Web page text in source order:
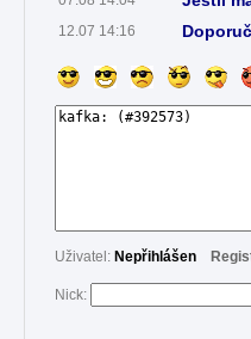
12.07 14:16
Uživatel: Nepřihlášen
Nick: